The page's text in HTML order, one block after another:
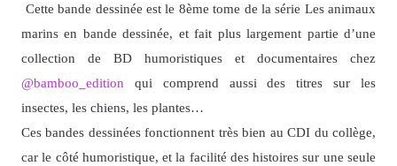
Cette bande dessinée est le 8ème tome de la série Les animaux
marins en bande dessinée, et fait plus largement partie d’une
collection de BD humoristiques et documentaires chez
@bamboo_edition qui comprend aussi des titres sur les
insectes, les chiens, les plantes…
Ces bandes dessinées fonctionnent très bien au CDI du collège,
car le côté humoristique, et la facilité des histoires sur une seule